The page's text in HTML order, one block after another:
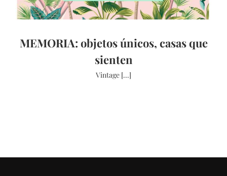
MEMORIA: objetos únicos, casas que
sienten
Vintage [...]